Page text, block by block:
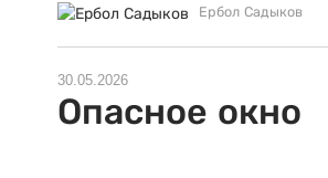
Ербол Садыков
30.05.2026
Опасное окно